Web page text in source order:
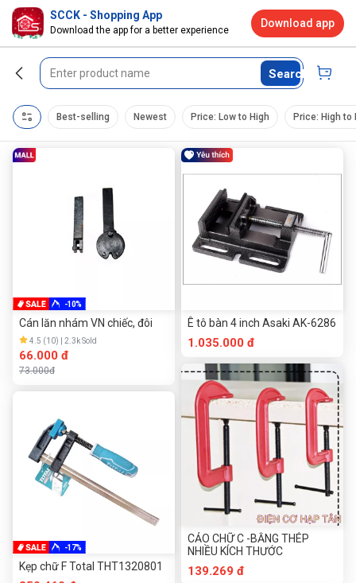
Search
Best-selling Newest Price: Low to High Price: High to
-10%
Cán lăn nhám VN chiếc, đôi
4.5 (10) | 2.3k Sold
66.000 đ
73.000đ
-17%
Kẹp chữ F Total THT1320801
Ê tô bàn 4 inch Asaki AK-6286
1.035.000 đ
CẢO CHỮ C -BẰNG THÉP
NHIỀU KÍCH THƯỚC
139.269 đ
SCCK - Shopping App
Download the app for a better experience
Download app